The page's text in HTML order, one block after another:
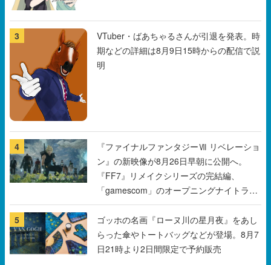
明
『FF7』リメイクシリーズの完結編、
「gamescom」のオープニングナイトライ
ブにてディレクターの浜口直樹氏が登壇す
る予定
5
ゴッホの名画『ローヌ川の星月夜』をあし
らった傘やトートバッグなどが登場。8月7
日21時より2日間限定で予約販売
すべて見る